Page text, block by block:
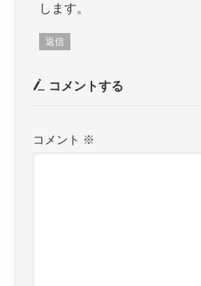
します。
返信
コメントする
コメント ※